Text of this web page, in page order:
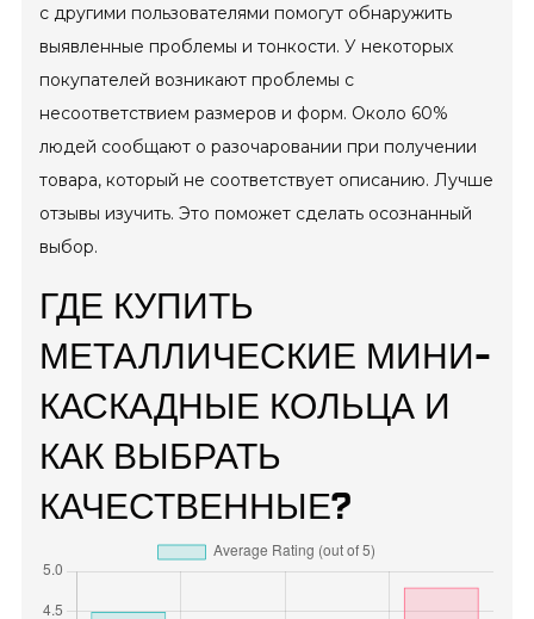
с другими пользователями помогут обнаружить
выявленные проблемы и тонкости. У некоторых
покупателей возникают проблемы с
несоответствием размеров и форм. Около 60%
людей сообщают о разочаровании при получении
товара, который не соответствует описанию. Лучше
отзывы изучить. Это поможет сделать осознанный
выбор.
ГДЕ КУПИТЬ
МЕТАЛЛИЧЕСКИЕ МИНИ-
КАСКАДНЫЕ КОЛЬЦА И
КАК ВЫБРАТЬ
КАЧЕСТВЕННЫЕ?